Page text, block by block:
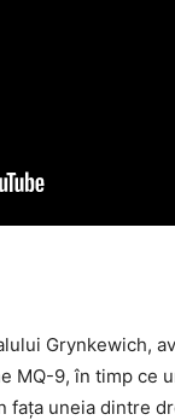
Grynkewich,
MQ-9, în timp ce
faţa uneia dintre